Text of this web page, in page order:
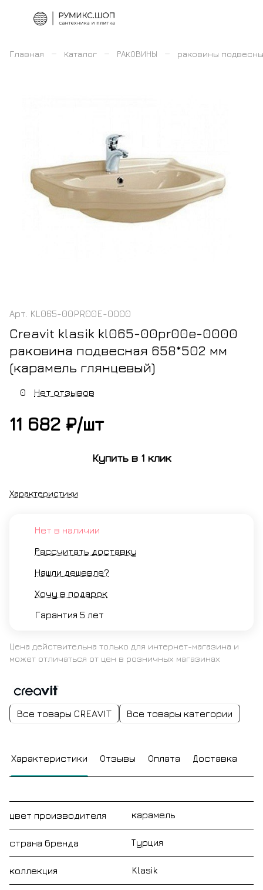
Главная – Каталог – РАКОВИНЫ – раковины
Арт. KL065-00PR00E-0000
Creavit klasik kl065-00pr00e-0000
раковина подвесная 658*502 мм
(карамель глянцевый)
0 Нет отзывов
11 682 ₽/шт
Купить в 1 клик
Характеристики
Нет в наличии
Рассчитать доставку
Нашли дешевле?
Хочу в подарок
Гарантия 5 лет
Цена действительна только для интернет-магазина и
может отличаться от цен в розничных магазинах
Все товары CREAVIT Все товары категории
Характеристики Отзывы Оплата Доставка
цвет производителя карамель
страна бренда Турция
коллекция Klasik